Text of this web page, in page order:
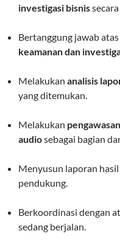
investigasi bisnis
Bertanggung jawab
keamanan dan
Melakukan analisis
yang ditemukan.
Melakukan
audiosebagai bagian
Menyusun laporan
pendukung.
Berkoordinasi dengan
sedang berjalan.